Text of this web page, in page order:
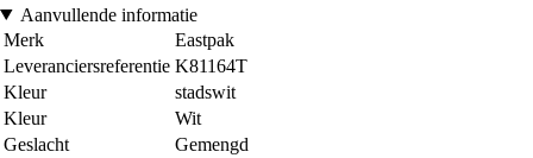
Aanvullende informatie
Merk
Eastpak
Leveranciersreferentie K81164T
Kleur
stadswit
Kleur
Wit
Geslacht
Gemengd